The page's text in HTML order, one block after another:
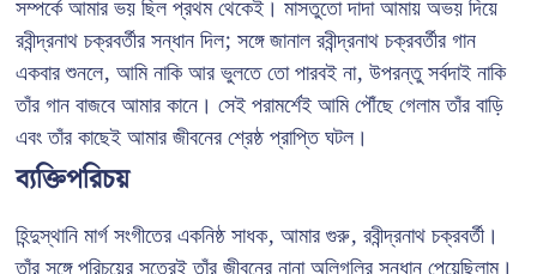
সম্পর্কে আমার ভয় ছিল প্রথম থেকেই। মাসতুতো দাদা আমায় অভয় দিয়ে
রবীন্দ্রনাথ চক্রবর্তীর সন্ধান দিল; সঙ্গে জানাল রবীন্দ্রনাথ চক্রবর্তীর গান
একবার শুনলে, আমি নাকি আর ভুলতে তো পারবই না, উপরন্তু সর্বদাই নাকি
তাঁর গান বাজবে আমার কানে। সেই পরামর্শেই আমি পৌঁছে গেলাম তাঁর বাড়ি
এবং তাঁর কাছেই আমার জীবনের শ্রেষ্ঠ প্রাপ্তি ঘটল।
ব্যক্তিপরিচয়
হিন্দুস্থানি মার্গ সংগীতের একনিষ্ঠ সাধক, আমার গুরু, রবীন্দ্রনাথ চক্রবর্তী।